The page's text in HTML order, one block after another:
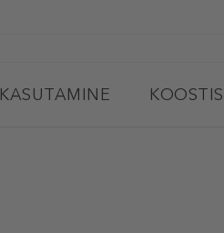
KASUTAMINE